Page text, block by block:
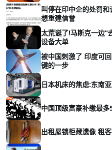
叫停在印中企的处罚
想重建信誉
太荒诞了!马斯克一边“
设备大单
被中国刺激了 印度可
键的一步
日本机床的焦虑:东南
中国顶级富豪补缴最
出租屋锁柜藏遗像 租